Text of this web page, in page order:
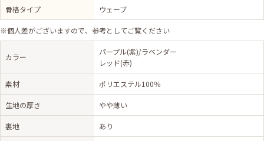
骨格タイプ ウェーブ
※個人差がございますので、参考としてご覧ください
カラー
パープル(紫)/ラベンダー
レッド(赤)
素材 ポリエステル100％
生地の厚さ やや薄い
裏地 あり